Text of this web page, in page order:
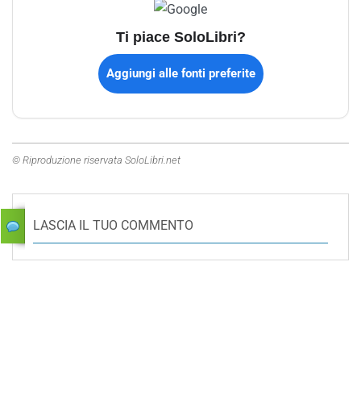
Ti piace SoloLibri?
Aggiungi alle fonti preferite
© Riproduzione riservata SoloLibri.net
LASCIA IL TUO COMMENTO